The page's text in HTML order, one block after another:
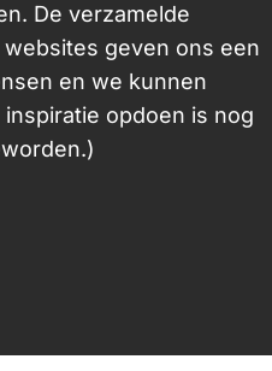
De verzamelde
geven ons een
en we kunnen
opdoen is nog